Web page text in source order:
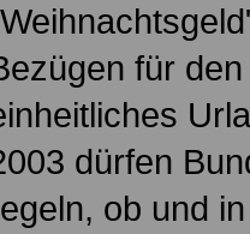
für
dürfen
ob und